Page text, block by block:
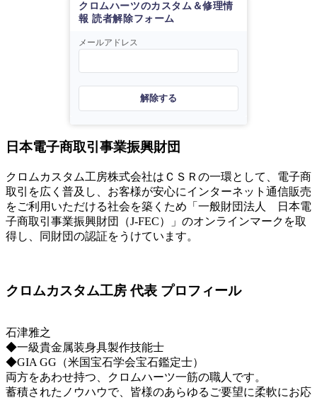
クロムハーツのカスタム＆修理情
報 読者解除フォーム
メールアドレス
解除する
日本電子商取引事業振興財団
クロムカスタム工房株式会社はＣＳＲの一環として、電子商
取引を広く普及し、お客様が安心にインターネット通信販売
をご利用いただける社会を築くため「一般財団法人 日本電
子商取引事業振興財団（J-FEC）」のオンラインマークを取
得し、同財団の認証をうけています。
クロムカスタム工房 代表 プロフィール
石津雅之
◆一級貴金属装身具製作技能士
◆GIA GG（米国宝石学会宝石鑑定士）
両方をあわせ持つ、クロムハーツ一筋の職人です。
蓄積されたノウハウで、皆様のあらゆるご要望に柔軟にお応